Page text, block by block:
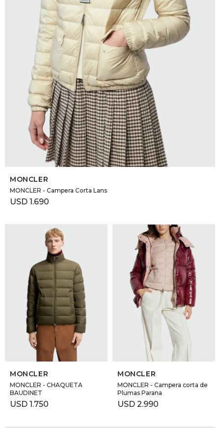
SELECCIONAR TALLE
MONCLER
MONCLER - Campera Corta Lans
USD 1.690
SELECCIONAR TALLE
MONCLER
MONCLER - CHAQUETA
BAUDINET
USD 1.750
SELECCIONAR TALLE
MONCLER
MONCLER - Campera corta de
Plumas Parana
USD 2.990